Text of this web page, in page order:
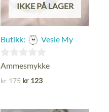
IKKE PÅ LAGER
Butikk: Vesle My
0
ut
Ammesmykke
kr175 Opprinnelig
kr 175.
kr 123Nåværende
kr 123.